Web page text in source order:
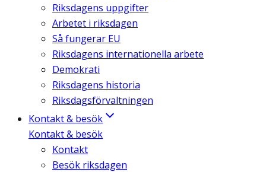
Riksdagens uppgifter
Arbetet i riksdagen
Så fungerar EU
Riksdagens internationella arbete
Demokrati
Riksdagens historia
Riksdagsförvaltningen
Kontakt & besök
Kontakt & besök
Kontakt
Besök riksdagen